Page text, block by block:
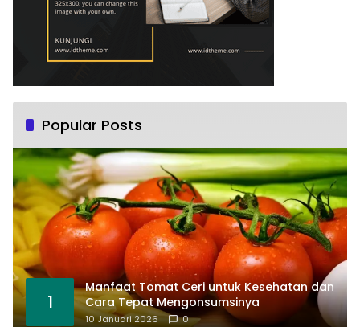
Popular Posts
1
Manfaat Tomat Ceri untuk Kesehatan dan
Cara Tepat Mengonsumsinya
10 Januari 2026 0